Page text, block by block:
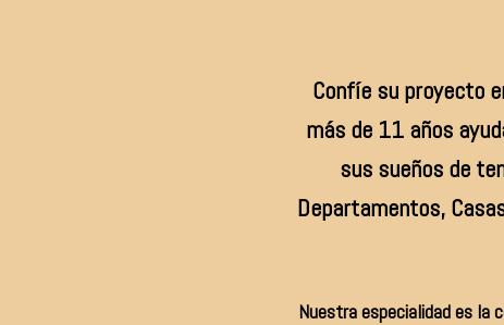
Confíe su proyecto
más de 11 años
sus sueños de
Departamentos,
Nuestra especialidad es la